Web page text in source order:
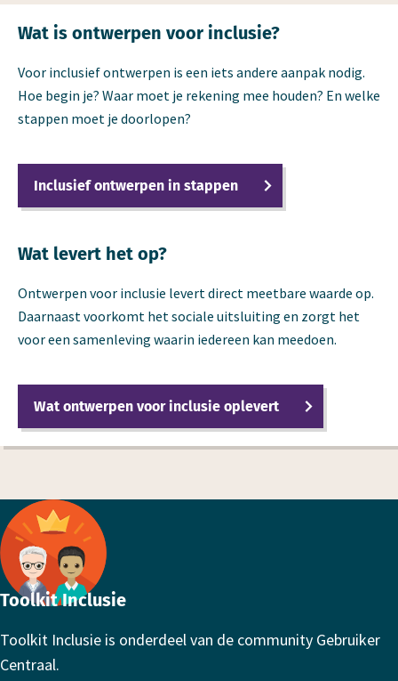
Wat is ontwerpen voor inclusie?
Voor inclusief ontwerpen is een iets andere aanpak nodig.
Hoe begin je? Waar moet je rekening mee houden? En welke
stappen moet je doorlopen?
Inclusief ontwerpen in stappen
Wat levert het op?
Ontwerpen voor inclusie levert direct meetbare waarde op.
Daarnaast voorkomt het sociale uitsluiting en zorgt het
voor een samenleving waarin iedereen kan meedoen.
Wat ontwerpen voor inclusie oplevert
Footer
Toolkit Inclusie
Toolkit Inclusie is onderdeel van de community Gebruiker
Centraal.